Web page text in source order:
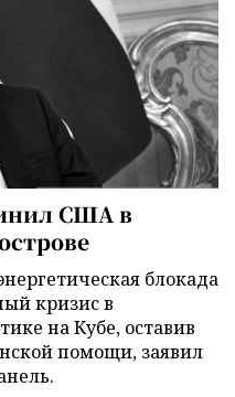
США в
блокада
кризис в
на Кубе, оставив
помощи, заявил